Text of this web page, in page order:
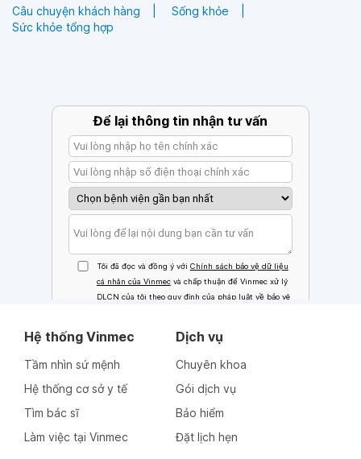
Câu chuyện khách hàng
Sống khỏe
Sức khỏe tổng hợp
Hệ thống Vinmec
Tầm nhìn sứ mệnh
Hệ thống cơ sở y tế
Tìm bác sĩ
Làm việc tại Vinmec
Dịch vụ
Chuyên khoa
Gói dịch vụ
Bảo hiểm
Đặt lịch hẹn